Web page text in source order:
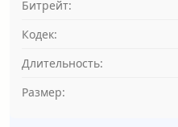
Битрейт:
Кодек:
Длительность:
Размер: